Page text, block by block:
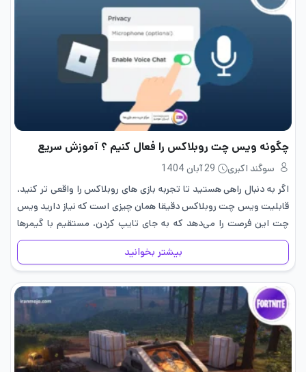
چگونه ویس چت روبلاکس را فعال کنیم ؟ آموزش سریع
سوگند اکبری
29 آبان 1404
اگر به دنبال راهی هستید تا تجربه بازی های روبلاکس را واقعی تر کنید،
قابلیت ویس چت روبلاکس دقیقا همان چیزی است که نیاز دارید ویس
چت این فرصت را می‌دهد که به جای تایپ کردن، مستقیم با گیمرها
صحبت…
بیشتر بخوانید